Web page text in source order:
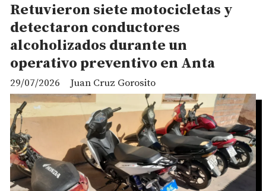
Retuvieron siete motocicletas y
detectaron conductores
alcoholizados durante un
operativo preventivo en Anta
Juan Cruz Gorosito
29/07/2026